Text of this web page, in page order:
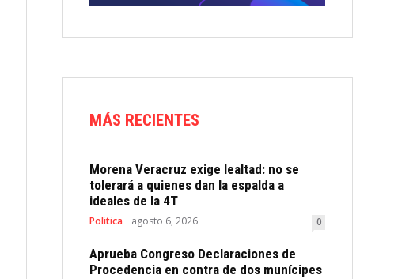
MÁS RECIENTES
Morena Veracruz exige lealtad: no se
tolerará a quienes dan la espalda a
ideales de la 4T
Politica agosto 6, 2026 0
Aprueba Congreso Declaraciones de
Procedencia en contra de dos munícipes